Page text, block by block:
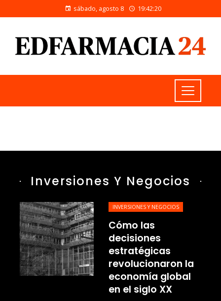
sábado, agosto 8 19:42:21
Inversiones Y Negocios
INVERSIONES Y NEGOCIOS
Cómo las
decisiones
estratégicas
revolucionaron la
economía global
en el siglo XX